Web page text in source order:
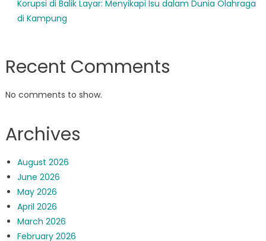
Korupsi di Balik Layar: Menyikapi Isu dalam Dunia Olahraga
di Kampung
Recent Comments
No comments to show.
Archives
August 2026
June 2026
May 2026
April 2026
March 2026
February 2026